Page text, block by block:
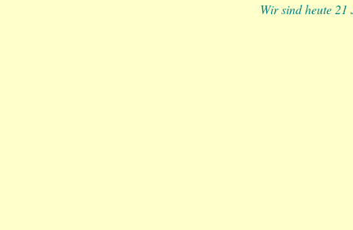
Wir sind heute 21